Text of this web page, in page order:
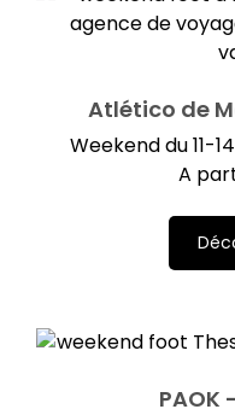
Atlético de
Weekend du 11-
A
PAOK